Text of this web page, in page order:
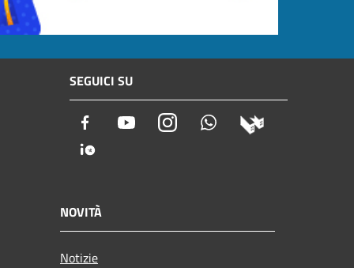
SEGUICI SU
Facebook YoutubeInstagramWhatsapp
NOVITÀ
Notizie